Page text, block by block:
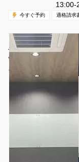
13:00-
今すぐ予約 適格請求
上前津駅徒歩１分の
会議室です！
スタジオセレネ